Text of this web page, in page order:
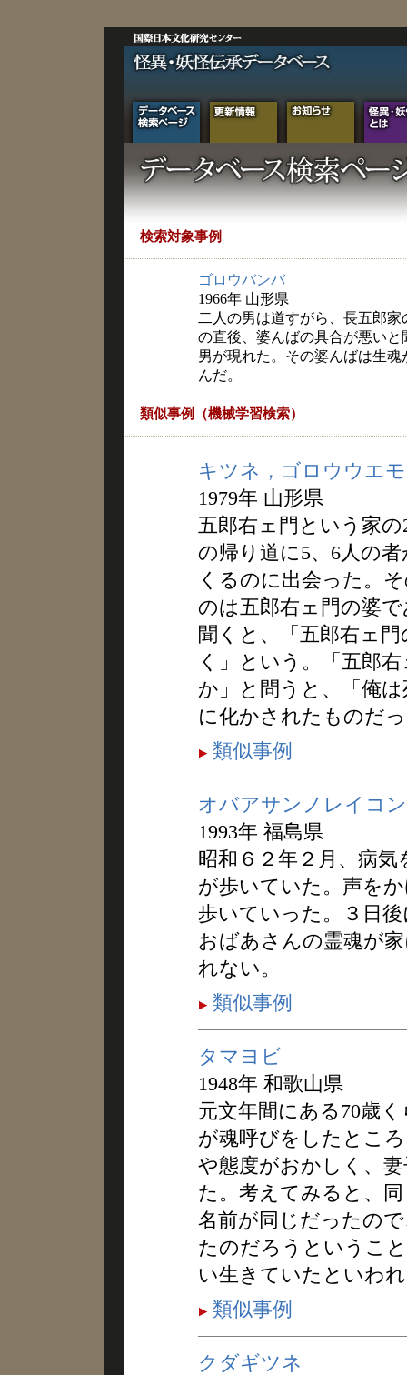
検索対象事例
ゴロウバンバ
1966年 山形県
二人の男は道すがら、長五郎
の直後、婆んばの具合が悪い
男が現れた。その婆んばは生
んだ。
類似事例（機械学習検索）
キツネ，ゴロウウエ
1979年 山形県
五郎右ェ門という家
の帰り道に5、6人の
くるのに出会った。
のは五郎右ェ門の婆
聞くと、「五郎右ェ
く」という。「五郎
か」と問うと、「俺
に化かされたものだ
類似事例
オバアサンノレイコン
1993年 福島県
昭和６２年２月、病
が歩いていた。声を
歩いていった。３日
おばあさんの霊魂が
れない。
類似事例
タマヨビ
1948年 和歌山県
元文年間にある70歳
が魂呼びをしたとこ
や態度がおかしく、
た。考えてみると、
名前が同じだったの
たのだろうというこ
い生きていたといわ
類似事例
クダギツネ